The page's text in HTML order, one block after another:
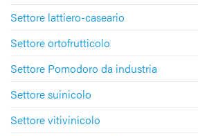
Settore lattiero-caseario
Settore ortofrutticolo
Settore Pomodoro da industria
Settore suinicolo
Settore vitivinicolo